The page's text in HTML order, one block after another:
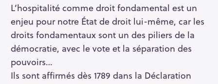
L’hospitalité comme droit fondamental est un
enjeu pour notre État de droit lui-même, car les
droits fondamentaux sont un des piliers de la
démocratie, avec le vote et la séparation des
pouvoirs…
Ils sont affirmés dès 1789 dans la Déclaration